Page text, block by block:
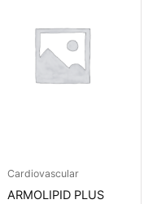
Cardiovascular
ARMOLIPID PLUS